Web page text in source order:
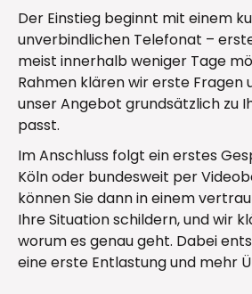
Der Einstieg beginnt mit einem
unverbindlichen Telefonat –
meist innerhalb weniger Tage
Rahmen klären wir erste Fragen
unser Angebot grundsätzlich zu
passt.
Im Anschluss folgt ein erstes
Köln oder bundesweit per
können Sie dann in einem
Ihre Situation schildern, und wir
worum es genau geht. Dabei
eine erste Entlastung und mehr